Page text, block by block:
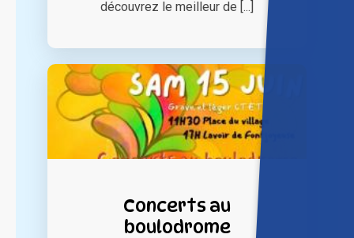
découvrez le meilleur de [...]
Concerts au
boulodrome